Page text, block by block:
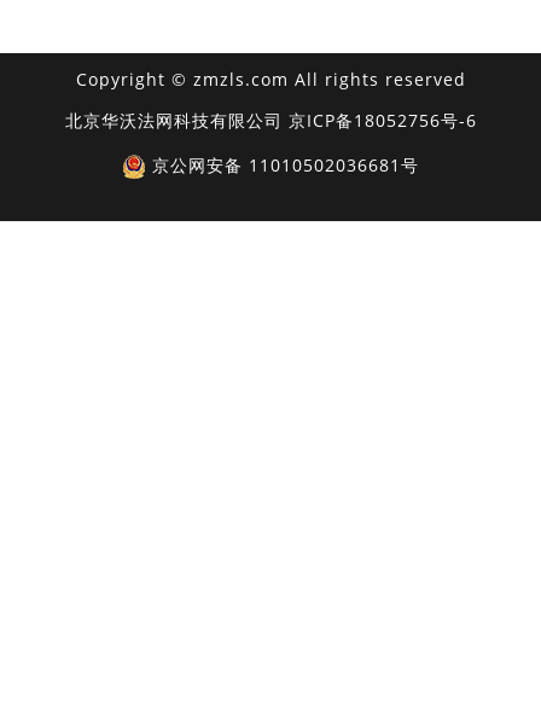
Copyright © zmzls.com All rights reserved
北京华沃法网科技有限公司 京ICP备18052756号-6
京公网安备 11010502036681号